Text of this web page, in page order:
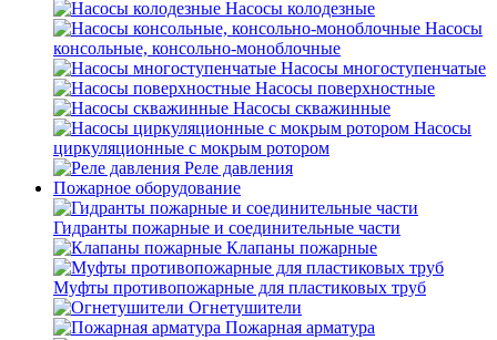
Насосы колодезные
Насосы
консольные, консольно-моноблочные
Насосы многоступенчатые
Насосы поверхностные
Насосы скважинные
Насосы
циркуляционные с мокрым ротором
Реле давления
Пожарное оборудование
Гидранты пожарные и соединительные части
Клапаны пожарные
Муфты противопожарные для пластиковых труб
Огнетушители
Пожарная арматура